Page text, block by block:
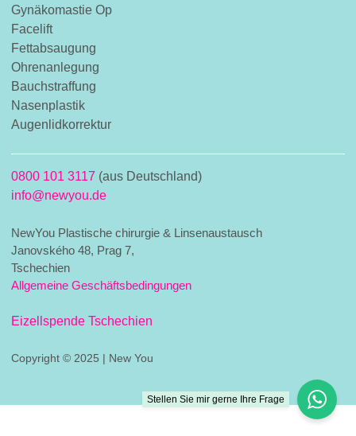
Gynäkomastie Op
Facelift
Fettabsaugung
Ohrenanlegung
Bauchstraffung
Nasenplastik
Augenlidkorrektur
0800 101 3117 (aus Deutschland)
info@newyou.de
NewYou Plastische chirurgie & Linsenaustausch
Janovského 48, Prag 7,
Tschechien
Allgemeine Geschäftsbedingungen
Eizellspende Tschechien
Copyright © 2025 | New You
Stellen Sie mir gerne Ihre Frage